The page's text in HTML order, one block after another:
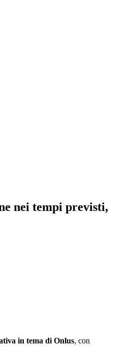
nei tempi previsti,
in tema di Onlus, con